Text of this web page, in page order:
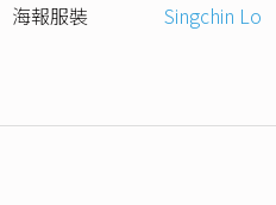
海報服裝
Singchin Lo